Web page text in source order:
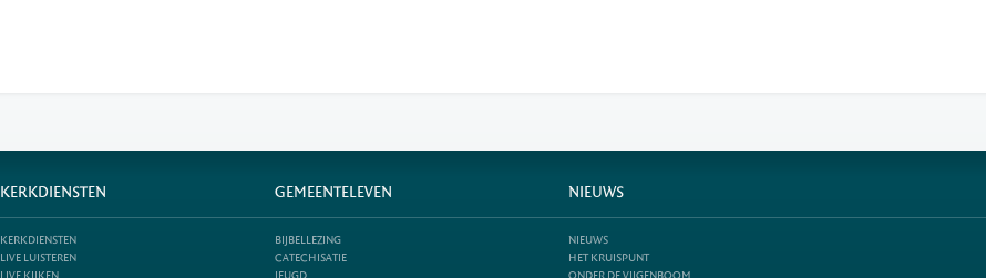
KERKDIENSTEN
KERKDIENSTEN
LIVE LUISTEREN
GEMEENTELEVEN
BIJBELLEZING
CATECHISATIE
NIEUWS
NIEUWS
HET KRUISPUNT